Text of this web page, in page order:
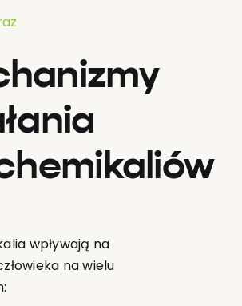
wpływają na
na wielu